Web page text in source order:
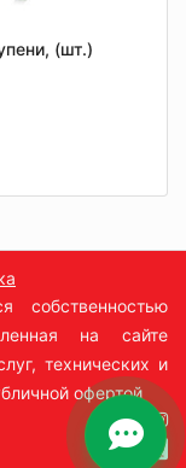
(шт.)
собственностью
на сайте
технических и
офертой